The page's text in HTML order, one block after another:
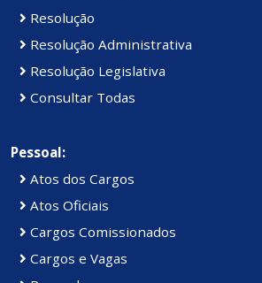
Resolução
Resolução Administrativa
Resolução Legislativa
Consultar Todas
Pessoal:
Atos dos Cargos
Atos Oficiais
Cargos Comissionados
Cargos e Vagas